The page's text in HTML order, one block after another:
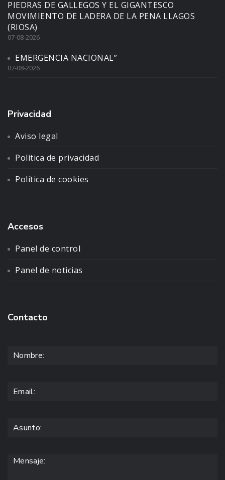
PIEDRAS DE GALLEGOS Y EL GIGANTESCO
MOVIMIENTO DE LADERA DE LA PENA LLAGOS
(RIOSA)
07-08-2026
EMERGENCIA NACIONAL”
07-08-2026
Privacidad
Aviso legal
Política de privacidad
Política de cookies
Accesos
Panel de control
Panel de noticias
Contacto